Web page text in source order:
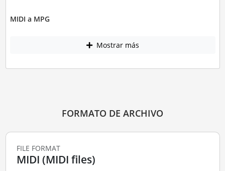
MIDI a MPG
Mostrar más
FORMATO DE ARCHIVO
FILE FORMAT
MIDI (MIDI files)